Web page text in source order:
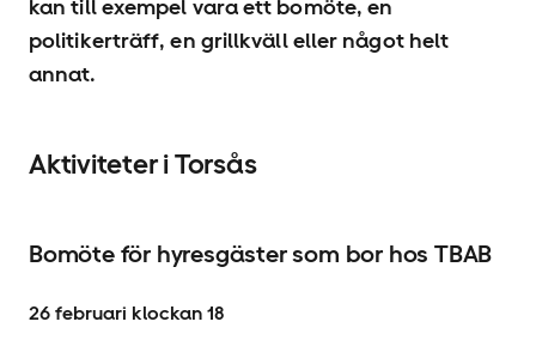
kan till exempel vara ett bomöte, en
politikerträff, en grillkväll eller något helt
annat.
Aktiviteter i Torsås
Bomöte för hyresgäster som bor hos TBAB
26 februari klockan 18